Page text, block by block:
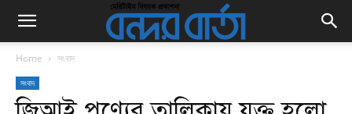
Home সংবাদ
সংবাদ